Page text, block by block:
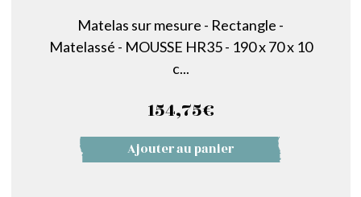
Matelas sur mesure - Rectangle -
Matelassé - MOUSSE HR35 - 190 x 70 x 10
c...
154,75€
Ajouter au panier